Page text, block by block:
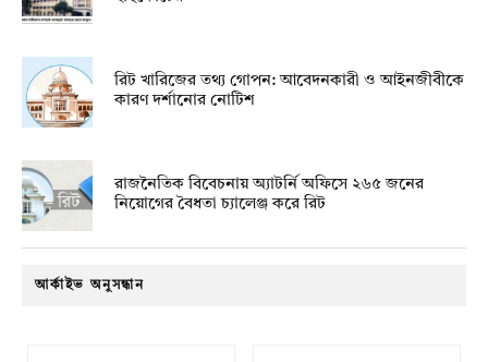
রিট খারিজের তথ্য গোপন: আবেদনকারী ও আইনজীবীকে
কারণ দর্শানোর নোটিশ
রাজনৈতিক বিবেচনায় অ‍্যাটর্নি অফিসে ২৬৫ জনের
নিয়োগের বৈধতা চ্যালেঞ্জ করে রিট
আর্কাইভ অনুসন্ধান